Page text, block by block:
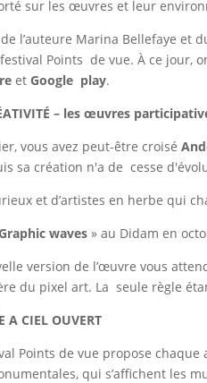
sur les œuvres et leur
l’auteure Marina Bellefaye
Points de vue. À ce jour,
etGoogle play.
– les œuvres
vous avez peut-être croisé
sa création n'a de cesse
et d’artistes en herbe qui
waves» au Didam en
version de l’œuvre vous
du pixel art. La seule règle
A CIEL OUVERT
Points de vue propose
qui s’affichent les